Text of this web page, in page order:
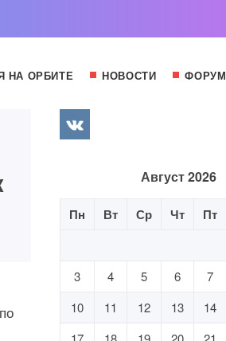
НА ОРБИТЕ НОВОСТИ ФОРУМ
Август 2026
Пн Вт Ср Чт Пт
3
4 5 6 7
10
11 12 13 14